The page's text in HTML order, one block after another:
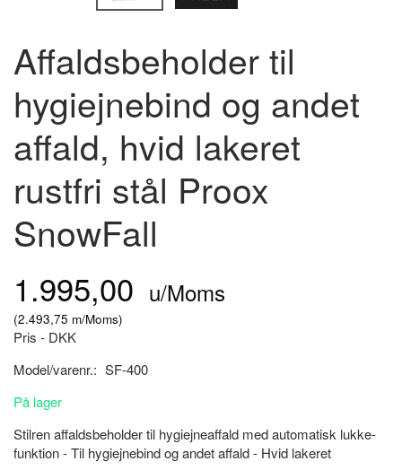
Affaldsbeholder til
hygiejnebind og andet
affald, hvid lakeret
rustfri stål Proox
SnowFall
1.995,00 u/Moms
(2.493,75 m/Moms)
Pris - DKK
Model/varenr.: SF-400
På lager
Stilren affaldsbeholder til hygiejneaffald med automatisk lukke-
funktion - Til hygiejnebind og andet affald - Hvid lakeret